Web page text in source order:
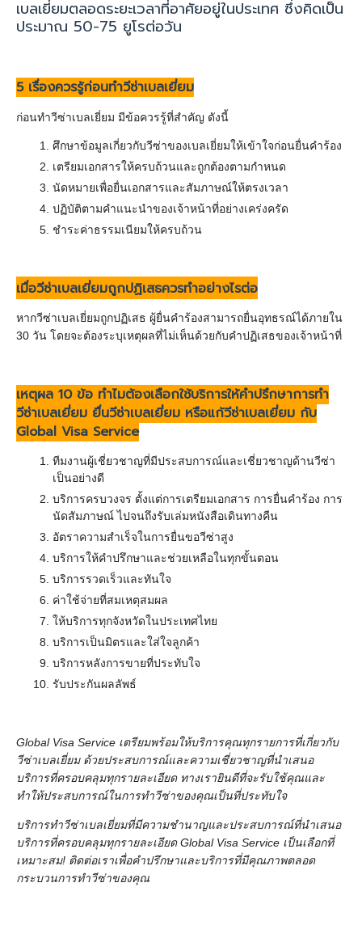
เบลเยี่ยมตลอดระยะเวลาที่อาศัยอยู่ในประเทศ ซึ่งคิดเป็น
ประมาณ 50-75 ยูโรต่อวัน
5เรื่องควรรู้ก่อนทำวีซ่าเบลเยี่ยม
ก่อนทำวีซ่าเบลเยี่ยม มีข้อควรรู้ที่สำคัญ ดังนี้
ศึกษาข้อมูลเกี่ยวกับวีซ่าของเบลเยี่ยมให้เข้าใจก่อนยื่นคำร้อง
เตรียมเอกสารให้ครบถ้วนและถูกต้องตามกำหนด
นัดหมายเพื่อยื่นเอกสารและสัมภาษณ์ให้ตรงเวลา
ปฏิบัติตามคำแนะนำของเจ้าหน้าที่อย่างเคร่งครัด
ชำระค่าธรรมเนียมให้ครบถ้วน
เมื่อวีซ่าเบลเยี่ยมถูกปฏิเสธควรทำอย่างไรต่อ
หากวีซ่าเบลเยี่ยมถูกปฏิเสธ ผู้ยื่นคำร้องสามารถยื่นอุทธรณ์ได้ภายใน
30 วัน โดยจะต้องระบุเหตุผลที่ไม่เห็นด้วยกับคำปฏิเสธของเจ้าหน้าที่
เหตุผล 10ข้อ ทำไมต้องเลือกใช้บริการให้คำปรึกษาการทำ
วีซ่าเบลเยี่ยม ยื่นวีซ่าเบลเยี่ยม หรือแก้วีซ่าเบลเยี่ยม กับ
Global Visa Service
ทีมงานผู้เชี่ยวชาญที่มีประสบการณ์และเชี่ยวชาญด้านวีซ่า
เป็นอย่างดี
บริการครบวงจร ตั้งแต่การเตรียมเอกสาร การยื่นคำร้อง การ
นัดสัมภาษณ์ ไปจนถึงรับเล่มหนังสือเดินทางคืน
อัตราความสำเร็จในการยื่นขอวีซ่าสูง
บริการให้คำปรึกษาและช่วยเหลือในทุกขั้นตอน
บริการรวดเร็วและทันใจ
ค่าใช้จ่ายที่สมเหตุสมผล
ให้บริการทุกจังหวัดในประเทศไทย
บริการเป็นมิตรและใส่ใจลูกค้า
บริการหลังการขายที่ประทับใจ
รับประกันผลลัพธ์
Global Visa Service เตรียมพร้อมให้บริการคุณทุกรายการที่เกี่ยวกับ
วีซ่าเบลเยี่ยม ด้วยประสบการณ์และความเชี่ยวชาญที่นำเสนอ
บริการที่ครอบคลุมทุกรายละเอียด ทางเรายินดีที่จะรับใช้คุณและ
ทำให้ประสบการณ์ในการทำวีซ่าของคุณเป็นที่ประทับใจ
บริการทำวีซ่าเบลเยี่ยมที่มีความชำนาญและประสบการณ์ที่นำเสนอ
บริการที่ครอบคลุมทุกรายละเอียด Global Visa Service เป็นเลือกที่
เหมาะสม! ติดต่อเราเพื่อคำปรึกษาและบริการที่มีคุณภาพตลอด
กระบวนการทำวีซ่าของคุณ